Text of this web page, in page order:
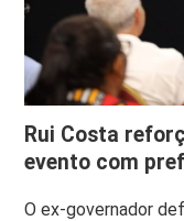
Rui Costa
evento com
O ex-governador